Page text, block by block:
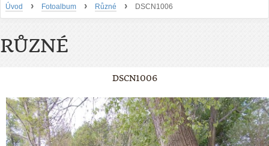
Úvod › Fotoalbum › Různé › DSCN1006
RŮZNÉ
DSCN1006